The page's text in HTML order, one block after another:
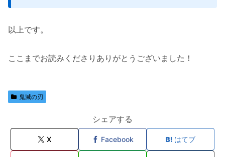
以上です。
ここまでお読みくださりありがとうございました！
鬼滅の刃
シェアする
X Facebook はてブ